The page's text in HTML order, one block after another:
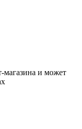
магазина и может